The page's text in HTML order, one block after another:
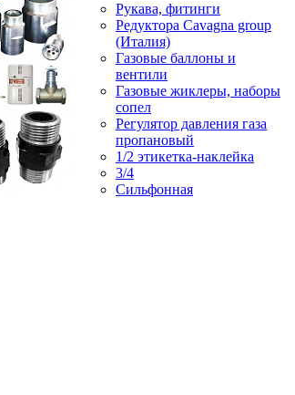
Рукава, фитинги
Редуктора Cavagna group
(Италия)
Газовые баллоны и
вентили
Газовые жиклеры, наборы
сопел
Регулятор давления газа
пропановый
1/2 этикетка-наклейка
3/4
Сильфонная